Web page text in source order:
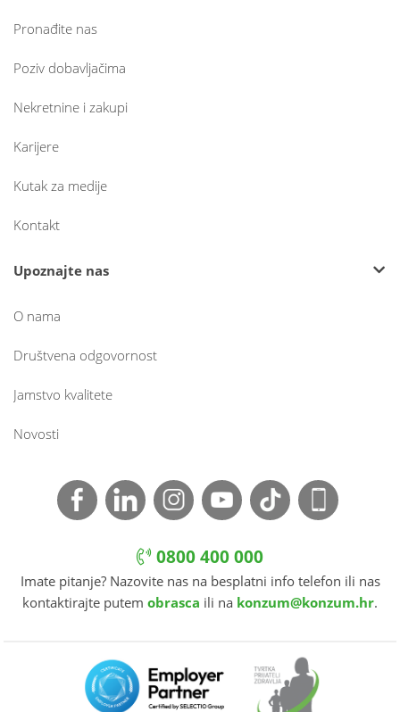
Pronađite nas
Poziv dobavljačima
Nekretnine i zakupi
Karijere
Kutak za medije
Kontakt
Upoznajte nas
O nama
Društvena odgovornost
Jamstvo kvalitete
Novosti
0800 400 000
Imate pitanje? Nazovite nas na besplatni info telefon ili nas
kontaktirajte putem obrasca ili na konzum@konzum.hr.